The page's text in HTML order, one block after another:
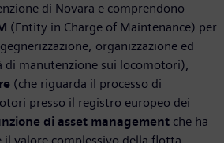
di Novara e comprendono
(Entity in Charge of Maintenance) per
organizzazione ed
di manutenzione sui locomotori),
(che riguarda il processo di
presso il registro europeo dei
di asset management che ha